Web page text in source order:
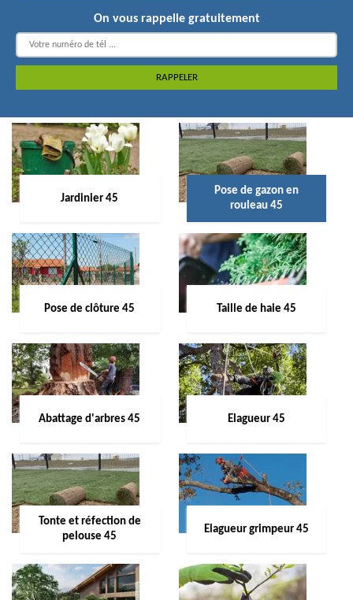
On vous rappelle gratuitement
Jardinier 45
Pose de gazon en
rouleau 45
Pose de clôture 45 Taille de haie 45
Abattage d'arbres 45 Elagueur 45
Tonte et réfection de
pelouse 45
Elagueur grimpeur 45